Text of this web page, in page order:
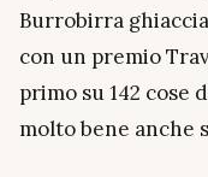
Burrobirra
con un premio
primo su 142 cose
molto bene anche